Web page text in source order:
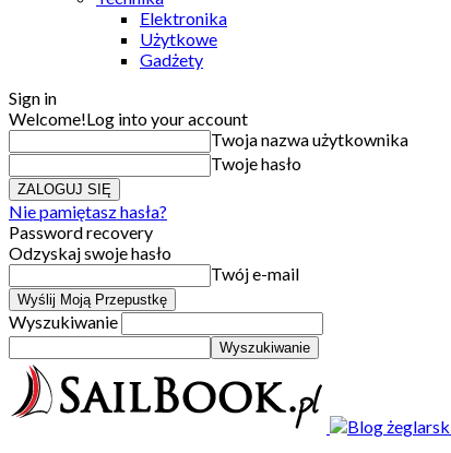
Elektronika
Użytkowe
Gadżety
Sign in
Welcome!Log into your account
Twoja nazwa użytkownika
Twoje hasło
Nie pamiętasz hasła?
Password recovery
Odzyskaj swoje hasło
Twój e-mail
Wyszukiwanie